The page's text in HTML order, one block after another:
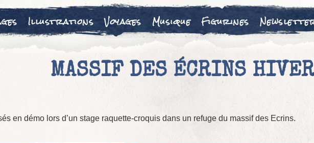
Illustrations Voyages Musique Figurines
MASSIF DES ÉCRINS
en démo lors d’un stage raquette-croquis dans un refuge du massif des Ecrins.